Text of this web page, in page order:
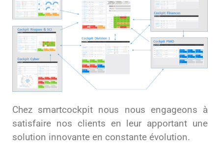
Chez smartcockpit nous nous engageons à
satisfaire nos clients en leur apportant une
solution innovante en constante évolution.